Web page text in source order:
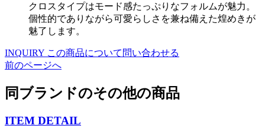
クロスタイプはモード感たっぷりなフォルムが魅力。
個性的でありながら可愛らしさを兼ね備えた煌めきが
魅了します。
INQUIRY この商品について問い合わせる
前のページへ
同ブランドのその他の商品
ITEM DETAIL